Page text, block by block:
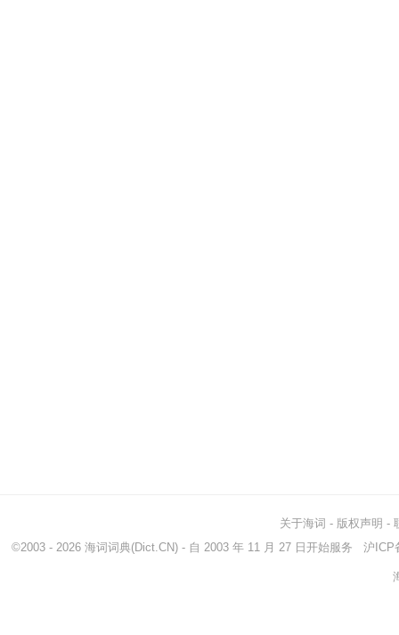
关于海词 - 版权声明 -
©2003 - 2026 海词词典(Dict.CN) - 自 2003 年 11 月 27 日开始服务 沪ICP